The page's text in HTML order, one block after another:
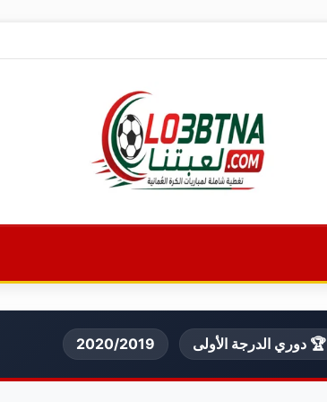
🏆 دوري الدرجة الأولى 2020/2019